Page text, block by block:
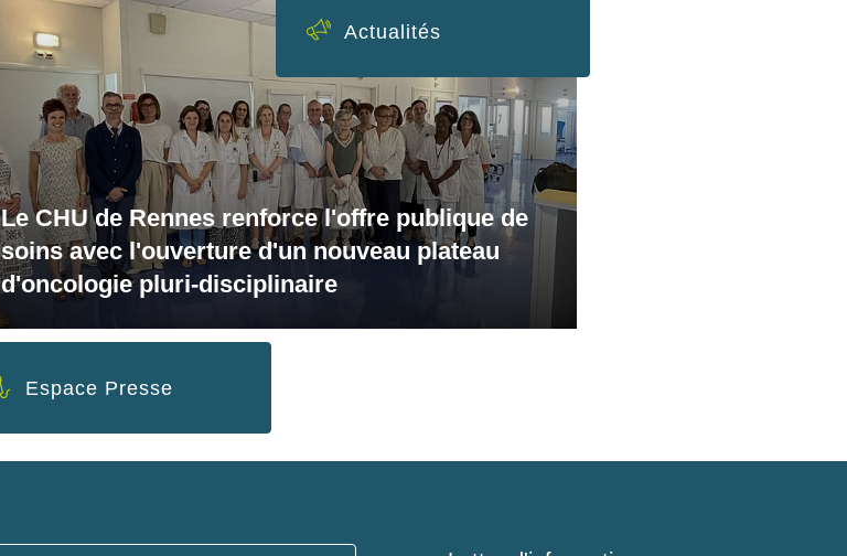
Le CHU de Rennes renforce l'offre publique de
soins avec l'ouverture d'un nouveau plateau
d'oncologie pluri-disciplinaire
Actualités
Espace Presse